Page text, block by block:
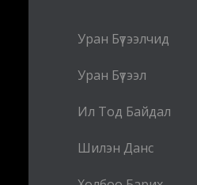
Уран Бүтээлчид
Уран Бүтээл
Ил Тод Байдал
Шилэн Данс